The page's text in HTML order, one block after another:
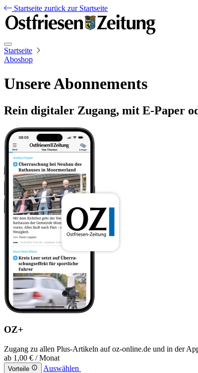
Startseite zurück zur Startseite
Startseite
Aboshop
Unsere Abonnements
Rein digitaler Zugang, mit E-Paper
OZ+
Zugang zu allen Plus-Artikeln auf oz-online.de und in der
ab 1,00 € / Monat
Vorteile Auswählen